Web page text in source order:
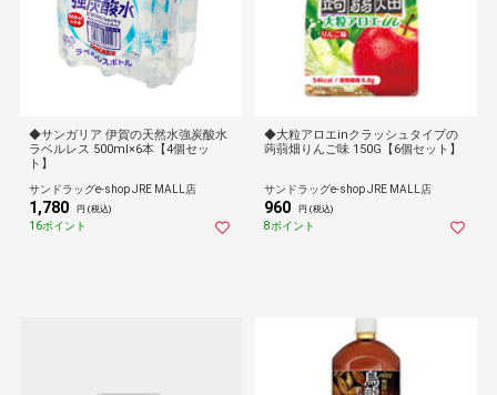
◆サンガリア 伊賀の天然水強炭酸水
ラベルレス 500ml×6本【4個セッ
ト】
サンドラッグe-shop JRE MALL店
1,780 円 (税込)
16ポイント
◆大粒アロエinクラッシュタイプの
蒟蒻畑りんご味 150G【6個セット】
サンドラッグe-shop JRE MALL店
960 円 (税込)
8ポイント